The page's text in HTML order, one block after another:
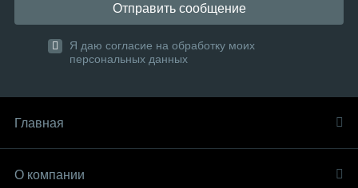
Отправить сообщение
Я даю согласие на обработку моих
персональных данных
Главная
О компании